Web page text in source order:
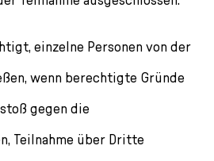
einzelne Personen von der
wenn berechtigte Gründe
gegen die
Teilnahme über Dritte